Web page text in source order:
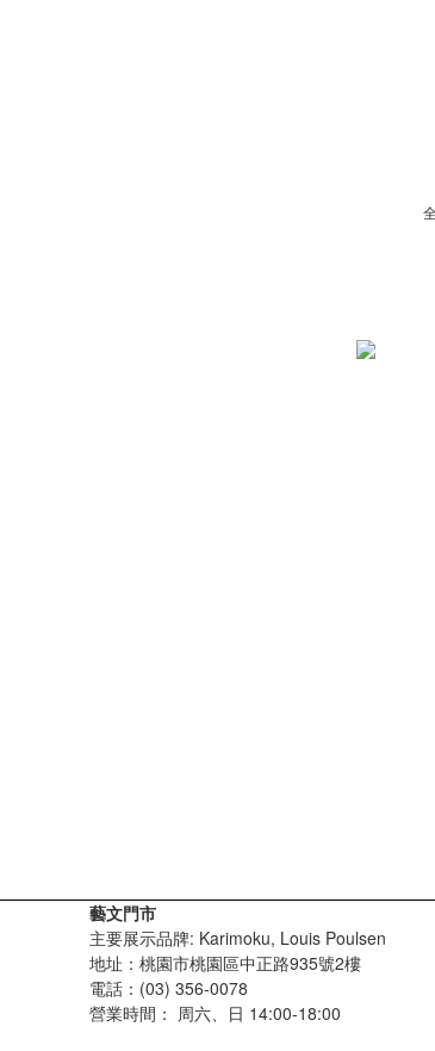
藝文門市
主要展示品牌: Karimoku, Louis Poulsen
地址：桃園市桃園區中正路935號2樓
電話：(03) 356-0078
營業時間： 周六、日 14:00-18:00